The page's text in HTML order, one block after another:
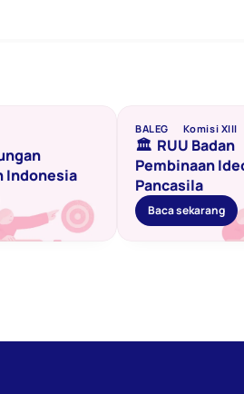
Indonesia
BALEG Komisi XIII
🏛️  RUU Badan
Pembinaan
Pancasila
Baca sekarang